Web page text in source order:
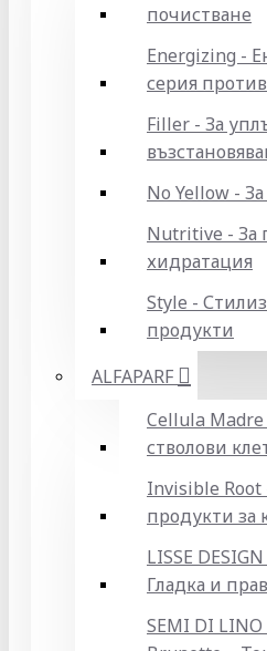
почистване
Energizing -
серия
Filler - За
No Yellow - За
Nutritive - За
хидратация
Style -
продукти
ALFAPARF
Cellula
стволови
Invisible
продукти за
LISSE
Гладка и
SEMI DI